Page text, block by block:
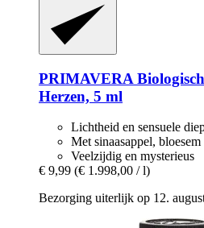
PRIMAVERA
Herzen, 5 ml
Lichtheid en sensuele
Met sinaasappel,
Veelzijdig en mysterieus
€ 9,99 (€ 1.998,00 / l)
Bezorging uiterlijk op 12.